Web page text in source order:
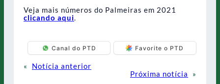
Veja mais números do Palmeiras em 2021
clicando aqui.
Canal do PTD Favorite o PTD
«
Notícia anterior
Próxima notícia
»